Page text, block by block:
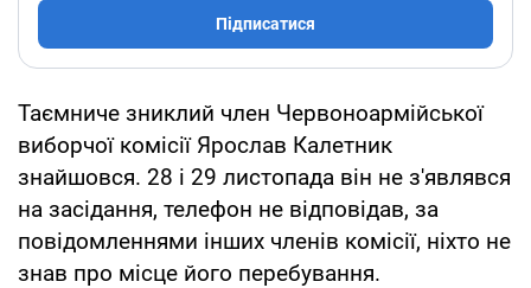
Підписатися
Таємниче зниклий член Червоноармійської
виборчої комісії Ярослав Калетник
знайшовся. 28 і 29 листопада він не з'являвся
на засідання, телефон не відповідав, за
повідомленнями інших членів комісії, ніхто не
знав про місце його перебування.